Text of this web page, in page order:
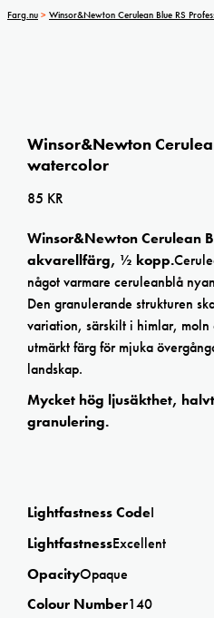
Farg.nu > Winsor&Newton Cerulean Blue RS
Winsor&Newton
watercolor
85 KR
Winsor&Newton Cerulean
akvarellfärg, ½ kopp.
något varmare ceruleanblå
Den granulerande strukturen
variation, särskilt i himlar, moln
utmärkt färg för mjuka
landskap.
Mycket hög ljusäkthet,
granulering.
Lightfastness CodeI
LightfastnessExcellent
OpacityOpaque
Colour Number140